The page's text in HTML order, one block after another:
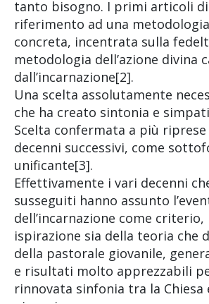
tanto bisogno. I primi articoli
riferimento ad una
concreta, incentrata sulla
metodologia dell’azione divina
dall’incarnazione[2].
Una scelta assolutamente
che ha creato sintonia e
Scelta confermata a più
decenni successivi, come
unificante[3].
Effettivamente i vari decenni
susseguiti hanno assunto
dell’incarnazione come
ispirazione sia della teoria che
della pastorale giovanile,
e risultati molto apprezzabili
rinnovata sinfonia tra la Chiesa